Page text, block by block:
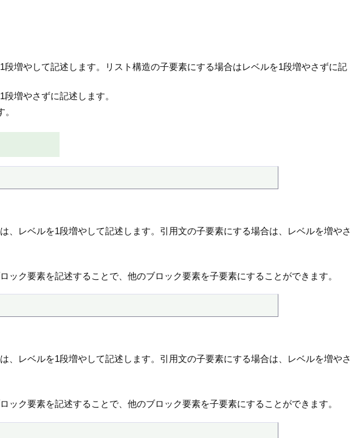
増やして記述します。リスト構造の子要素にする場合はレベルを1段増やさずに記
増やさずに記述します。
レベルを1段増やして記述します。引用文の子要素にする場合は、レベルを増やさ
ック要素を記述することで、他のブロック要素を子要素にすることができます。
レベルを1段増やして記述します。引用文の子要素にする場合は、レベルを増やさ
ック要素を記述することで、他のブロック要素を子要素にすることができます。